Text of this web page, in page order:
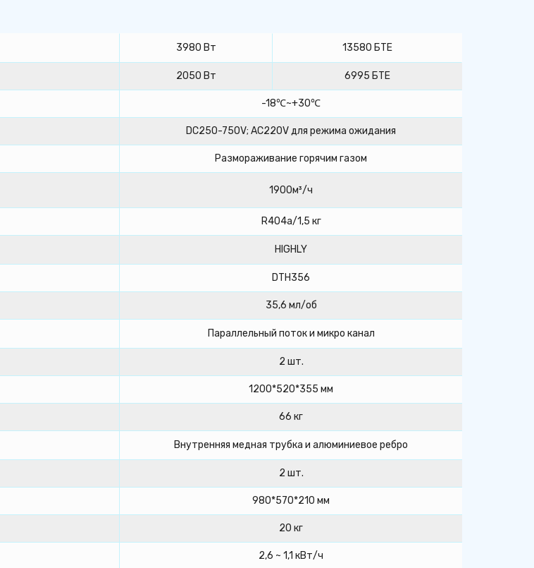
3980 Вт 13580 БТЕ
2050 Вт 6995 БТЕ
-18℃~+30℃
DC250-750V; AC220V для режима ожидания
Размораживание горячим газом
1900м³/ч
R404a/1,5 кг
HIGHLY
DTH356
35,6 мл/об
Параллельный поток и микро канал
2 шт.
1200*520*355 мм
66 кг
Внутренняя медная трубка и алюминиевое ребро
2 шт.
980*570*210 мм
20 кг
2,6 ~ 1,1 кВт/ч